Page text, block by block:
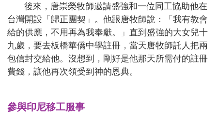
後來，唐崇榮牧師邀請盛強和一位同工協助他在
台灣開設「歸正團契」。他跟唐牧師說：「我有教會
給的供應，不用再為我奉獻。」直到盛強的大女兒十
九歲，要去板橋華僑中學註冊，當天唐牧師託人把兩
包信封交給他。沒想到，剛好是他那天所需付的註冊
費錢，讓他再次領受到神的恩典。
參與印尼移工服事